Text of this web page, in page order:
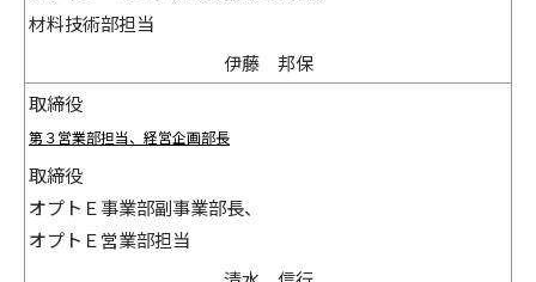
材料技術部担当
伊藤 邦保
取締役
第３営業部担当、経営企画部長
取締役
オプトＥ事業部副事業部長、
オプトＥ営業部担当